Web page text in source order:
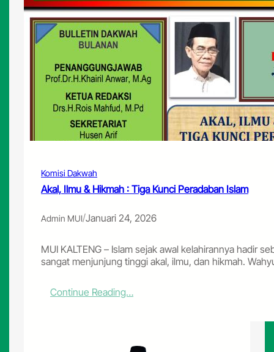
Komisi Dakwah
Akal, Ilmu & Hikmah : Tiga Kunci Peradaban Islam
Admin MUI/Januari 24, 2026
MUI KALTENG – Islam sejak awal kelahirannya hadir
sangat menjunjung tinggi akal, ilmu, dan hikmah.
Continue Reading…: